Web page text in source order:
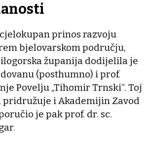
prinos razvoju
bjelovarskom području,
županija dodijelila je
(posthumno) i prof.
Povelju „Tihomir Trnski“. Toj
pridružuje i Akademijin Zavod
je pak prof. dr. sc.